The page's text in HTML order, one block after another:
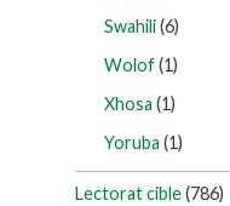
Swahili(6)
Wolof(1)
Xhosa (1)
Yoruba (1)
Lectorat cible(786)